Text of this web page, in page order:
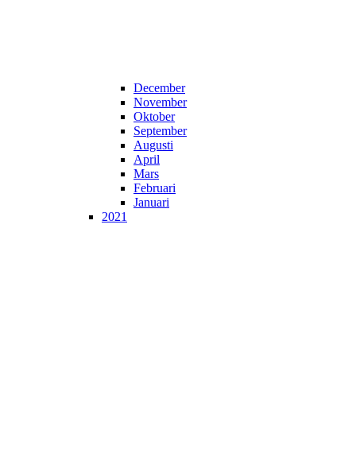
December
November
Oktober
September
Augusti
April
Mars
Februari
Januari
2021